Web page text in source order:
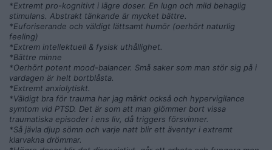
*Extremt pro-kognitivt i lägre doser. En lugn och mild behaglig
stimulans. Abstrakt tänkande är mycket bättre.
*Euforiserande och väldigt lättsamt humör (oerhört naturlig
feeling)
*Extrem intellektuell & fysisk uthållighet.
*Bättre minne
*Oerhört potent mood-balancer. Små saker som man stör sig på i
vardagen är helt bortblåsta.
*Extremt anxiolytiskt.
*Väldigt bra för trauma har jag märkt också och hypervigilance
symtom vid PTSD. Det är som att man glömmer bort vissa
traumatiska episoder i ens liv, då triggers försvinner.
*Så jävla djup sömn och varje natt blir ett äventyr i extremt
klarvakna drömmar.